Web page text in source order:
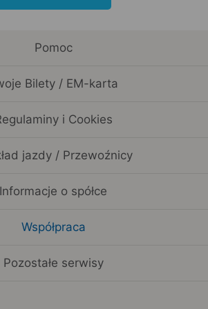
Pomoc
Bilety / EM-karta
i Cookies
jazdy / Przewoźnicy
Informacje o spółce
Współpraca
Pozostałe serwisy